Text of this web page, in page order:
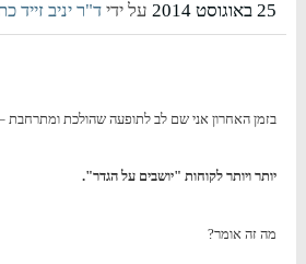
25 באוגוסט 2014 על ידיד"ר יניב זייד
בזמן האחרון אני שם לב לתופעה שהולכת ומתרחבת
יותר ויותר לקוחות "יושבים על הגדר".
מה זה אומר?